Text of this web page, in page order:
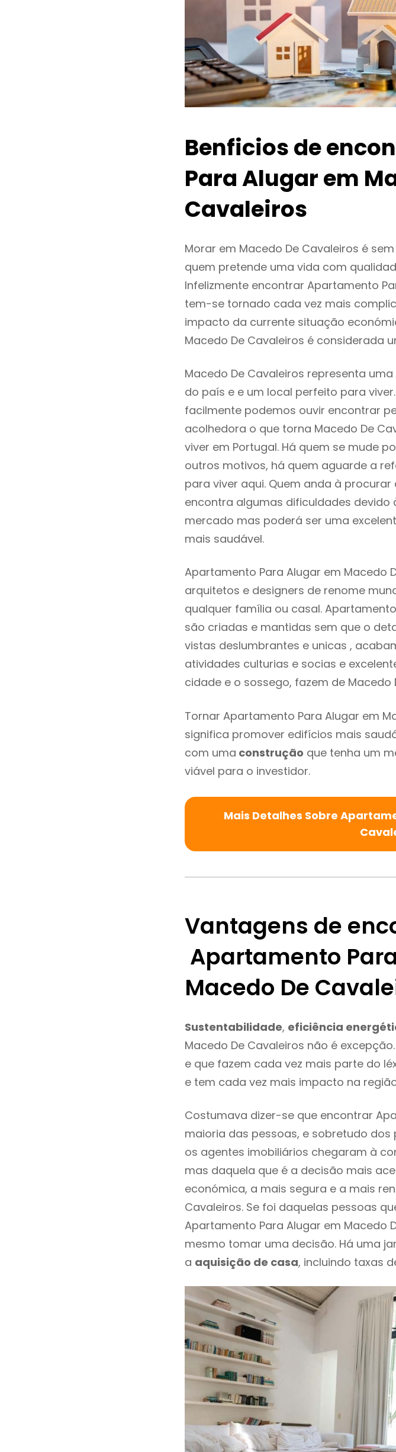
Benficios de
Para Alugar em
Cavaleiros
Morar em Macedo De Cavaleiros é
quem pretende uma vida com
Infelizmente encontrar Apartamento
tem-se tornado cada vez mais
impacto da currente situação
Macedo De Cavaleiros é considerada
Macedo De Cavaleiros representa
do país e e um local perfeito para
facilmente podemos ouvir encontrar
acolhedora o que torna Macedo De
viver em Portugal. Há quem se mude
outros motivos, há quem aguarde a
para viver aqui. Quem anda à
encontra algumas dificuldades
mercado mas poderá ser uma
mais saudável.
Apartamento Para Alugar em Macedo
arquitetos e designers de renome
qualquer família ou casal.
são criadas e mantidas sem que o
vistas deslumbrantes e unicas ,
atividades culturias e socias e
cidade e o sossego, fazem de
Tornar Apartamento Para Alugar em
significa promover edifícios mais
com uma construção que tenha um
viável para o investidor.
Mais Detalhes Sobre
Vantagens de
Apartamento
Macedo De
Sustentabilidade, eficiência
Macedo De Cavaleiros não é
e que fazem cada vez mais parte do
e tem cada vez mais impacto na
Costumava dizer-se que encontrar
maioria das pessoas, e sobretudo dos
os agentes imobiliários chegaram à
mas daquela que é a decisão mais
económica, a mais segura e a mais
Cavaleiros. Se foi daquelas pessoas
Apartamento Para Alugar em Macedo
mesmo tomar uma decisão. Há uma
a aquisição de casa, incluindo taxas